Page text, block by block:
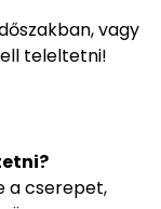
vagy
teleltetni!
a cserepet,